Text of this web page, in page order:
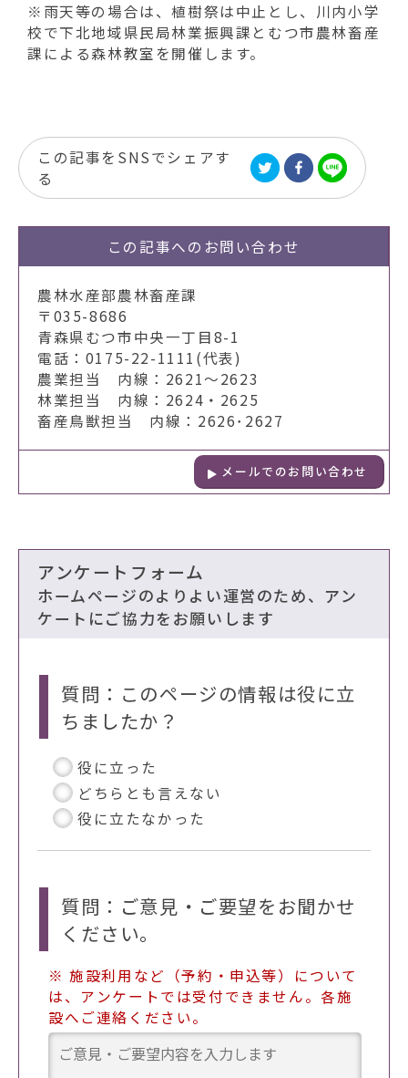
※雨天等の場合は、植樹祭は中止とし、川内小学
校で下北地域県民局林業振興課とむつ市農林畜産
課による森林教室を開催します。
この記事をSNSでシェアす
る
この記事への お問い合わせ
農林水産部農林畜産課
〒035-8686
青森県むつ市中央一丁目8-1
電話：0175-22-1111(代表)
農業担当 内線：2621～2623
林業担当 内線：2624・2625
畜産鳥獣担当 内線：2626･2627
メールでのお問い合わせ
アンケートフォーム
ホームページのよりよい運営のため、アン
ケートにご協力をお願いします
質問：このページの情報は役に立
ちましたか？
役に立った
どちらとも言えない
役に立たなかった
質問：ご意見・ご要望をお聞かせ
ください。
※ 施設利用など（予約・申込等）について
は、アンケートでは受付できません。各施
設へご連絡ください。